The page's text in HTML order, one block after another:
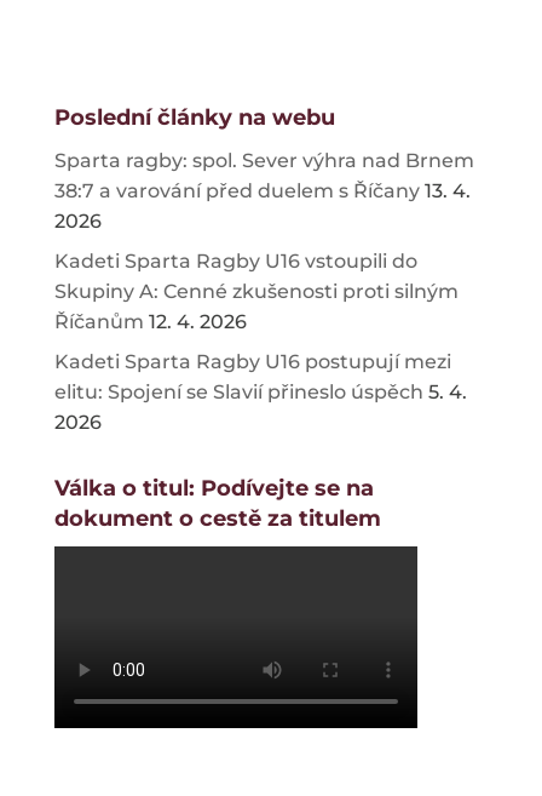
Poslední články na webu
Sparta ragby: spol. Sever výhra nad Brnem
38:7 a varování před duelem s Říčany 13. 4.
2026
Kadeti Sparta Ragby U16 vstoupili do
Skupiny A: Cenné zkušenosti proti silným
Říčanům 12. 4. 2026
Kadeti Sparta Ragby U16 postupují mezi
elitu: Spojení se Slavií přineslo úspěch 5. 4.
2026
Válka o titul: Podívejte se na
dokument o cestě za titulem